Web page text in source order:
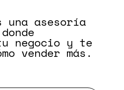
una asesoría
negocio y te
vender más.